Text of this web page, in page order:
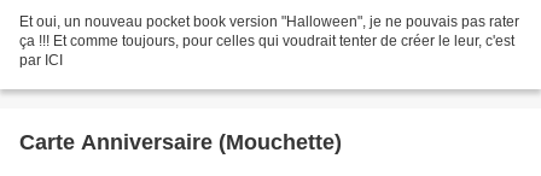
Et oui, un nouveau pocket book version "Halloween", je ne pouvais pas rater
ça !!! Et comme toujours, pour celles qui voudrait tenter de créer le leur, c'est
par ICI
Carte Anniversaire (Mouchette)